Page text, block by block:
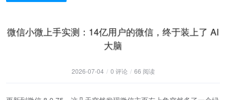
微信小微上手实测：14亿用户的微信，终于装上了 AI
大脑
2026-07-04 / 0 评论 / 66 阅读